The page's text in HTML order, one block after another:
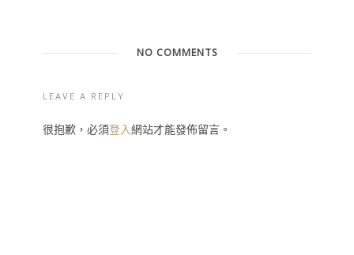
NO COMMENTS
LEAVE A REPLY
很抱歉，必須登入網站才能發佈留言。